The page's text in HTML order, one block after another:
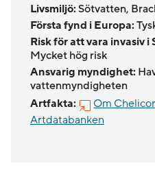
Livsmiljö:Sötvatten,
Första fynd i Europa:
Risk för att vara invasiv i
Mycket hög risk
Ansvarig myndighet:
vattenmyndigheten
Artfakta:
Om
Artdatabanken